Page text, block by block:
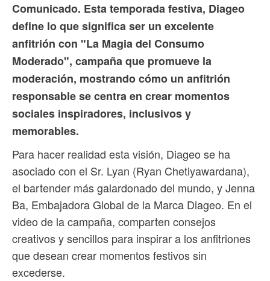
Comunicado. Esta temporada festiva, Diageo
define lo que significa ser un excelente
anfitrión con "La Magia del Consumo
Moderado", campaña que promueve la
moderación, mostrando cómo un anfitrión
responsable se centra en crear momentos
sociales inspiradores, inclusivos y
memorables.
Para hacer realidad esta visión, Diageo se ha
asociado con el Sr. Lyan (Ryan Chetiyawardana),
el bartender más galardonado del mundo, y Jenna
Ba, Embajadora Global de la Marca Diageo. En el
video de la campaña, comparten consejos
creativos y sencillos para inspirar a los anfitriones
que desean crear momentos festivos sin
excederse.